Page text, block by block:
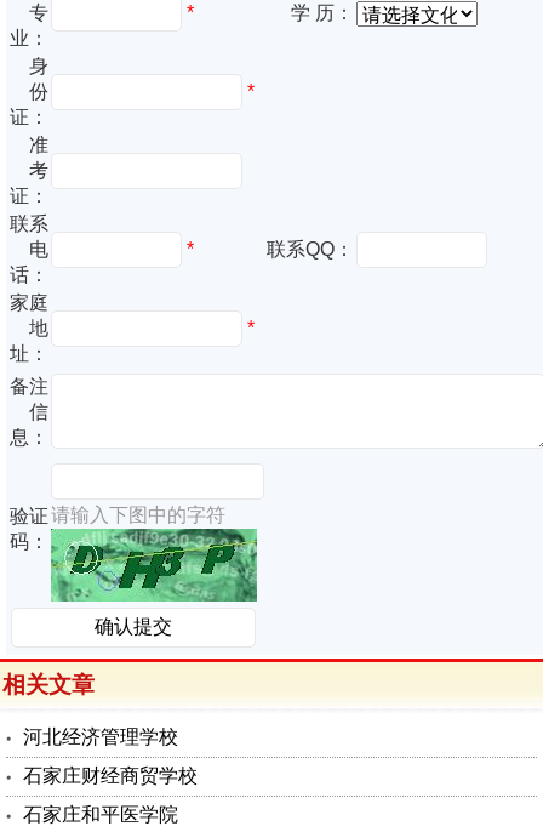
专
业：
* 学 历：
身
份
证：
*
准
考
证：
联系
电
话：
* 联系QQ：
家庭
地
址：
*
备注
信
息：
验证
码：
请输入下图中的字符
相关文章
河北经济管理学校
石家庄财经商贸学校
石家庄和平医学院